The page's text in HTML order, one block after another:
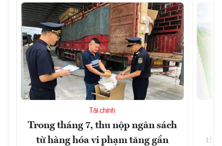
Tài chính
Trong tháng 7, thu nộp ngân sách
từ hàng hóa vi phạm tăng gần